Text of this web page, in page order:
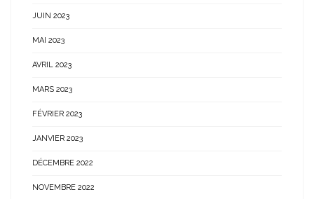
JUIN 2023
MAI 2023
AVRIL 2023
MARS 2023
FÉVRIER 2023
JANVIER 2023
DÉCEMBRE 2022
NOVEMBRE 2022